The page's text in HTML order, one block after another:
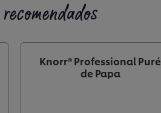
Knorr® Professional Puré
de Papa